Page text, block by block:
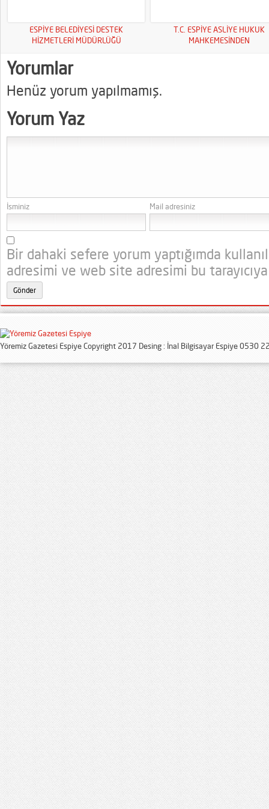
ESPİYE BELEDİYESİ DESTEK
HİZMETLERİ MÜDÜRLÜĞÜ
T.C. ESPİYE ASLİYE HUKUK
MAHKEMESİNDEN
Yorumlar
Henüz yorum yapılmamış.
Yorum Yaz
İsminiz Mail adresiniz
Bir dahaki sefere yorum yaptığımda
adresimi ve web site adresimi bu
Yöremiz Gazetesi Espiye Copyright 2017 Desing : İnal Bilgisayar Espiye 0530